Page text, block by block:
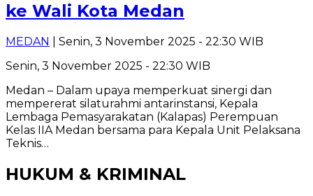
ke Wali Kota Medan
MEDAN
| Senin, 3 November 2025 - 22:30 WIB
Senin, 3 November 2025 - 22:30 WIB
Medan – Dalam upaya memperkuat sinergi dan
mempererat silaturahmi antarinstansi, Kepala
Lembaga Pemasyarakatan (Kalapas) Perempuan
Kelas IIA Medan bersama para Kepala Unit Pelaksana
Teknis…
HUKUM & KRIMINAL